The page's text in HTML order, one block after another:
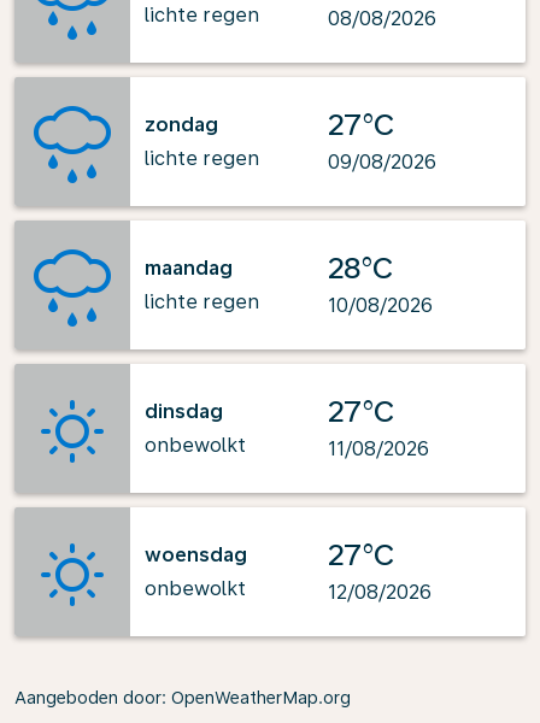
lichte regen
08/08/2026
zondag
lichte regen
27°C
09/08/2026
maandag
lichte regen
28°C
10/08/2026
dinsdag
onbewolkt
27°C
11/08/2026
woensdag
onbewolkt
27°C
12/08/2026
Aangeboden door: OpenWeatherMap.org